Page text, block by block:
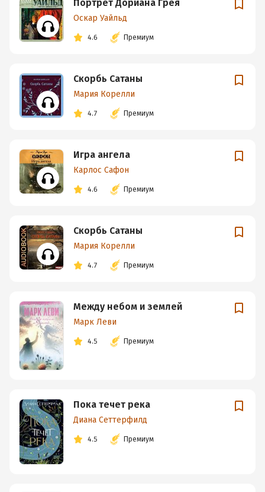
Портрет Дориана Грея
Оскар Уайльд
4.6 Премиум
Скорбь Сатаны
Мария Корелли
4.7 Премиум
Игра ангела
Карлос Сафон
4.6 Премиум
Скорбь Сатаны
Мария Корелли
4.7 Премиум
Между небом и землей
Марк Леви
4.5 Премиум
Пока течет река
Диана Сеттерфилд
4.5 Премиум